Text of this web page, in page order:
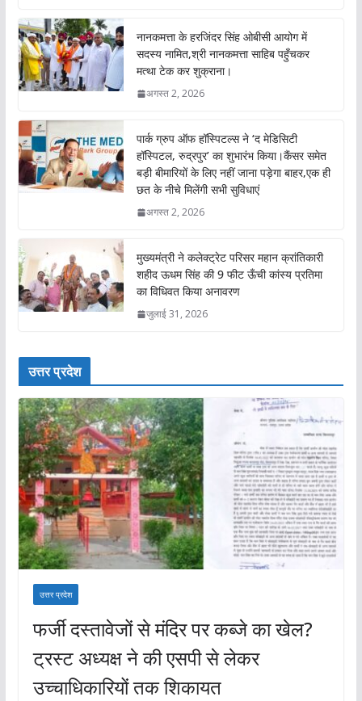
नानकमत्ता के हरजिंदर सिंह ओबीसी आयोग में
सदस्य नामित,श्री नानकमत्ता साहिब पहुँचकर
मत्था टेक कर शुक्राना।
अगस्त 2, 2026
पार्क ग्रुप ऑफ हॉस्पिटल्स ने ‘द मेडिसिटी
हॉस्पिटल, रुद्रपुर’ का शुभारंभ किया।कैंसर समेत
बड़ी बीमारियों के लिए नहीं जाना पड़ेगा बाहर,एक ही
छत के नीचे मिलेंगी सभी सुविधाएं
अगस्त 2, 2026
मुख्यमंत्री ने कलेक्ट्रेट परिसर महान क्रांतिकारी
शहीद ऊधम सिंह की 9 फीट ऊँची कांस्य प्रतिमा
का विधिवत किया अनावरण
जुलाई 31, 2026
उत्तर प्रदेश
उत्तर प्रदेश
फर्जी दस्तावेजों से मंदिर पर कब्जे का खेल?
ट्रस्ट अध्यक्ष ने की एसपी से लेकर
उच्चाधिकारियों तक शिकायत